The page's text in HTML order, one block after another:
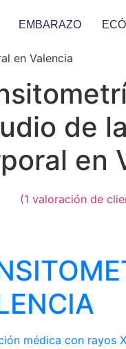
EMBARAZO
en Valencia
de
en
(1 valoración de
médica con rayos